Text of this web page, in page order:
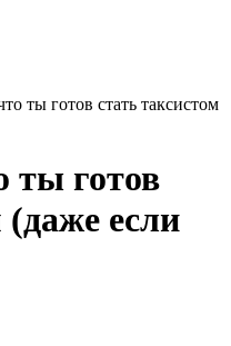
ты готов стать таксистом
ты готов
(даже если